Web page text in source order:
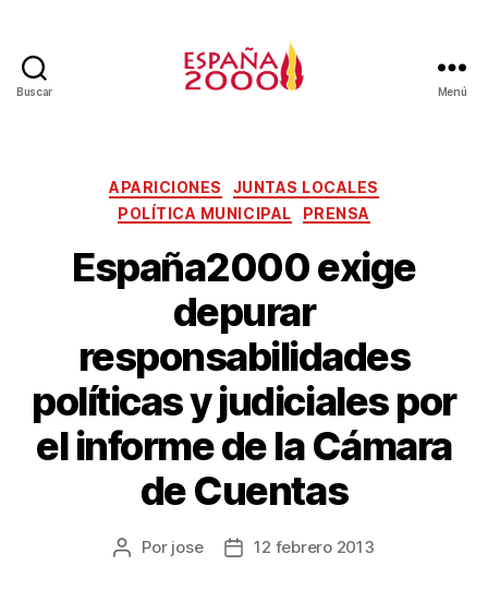
Buscar Menú
APARICIONES
JUNTAS LOCALES
POLÍTICA MUNICIPAL
PRENSA
España2000 exige
depurar
responsabilidades
políticas y judiciales por
el informe de la Cámara
de Cuentas
Por jose 12 febrero 2013